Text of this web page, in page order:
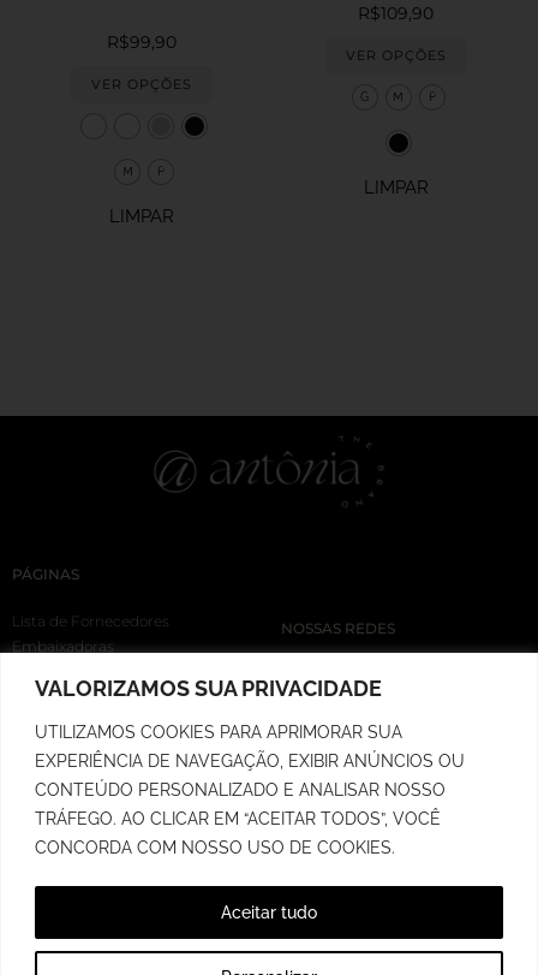
VALORIZAMOS SUA PRIVACIDADE
UTILIZAMOS COOKIES PARA APRIMORAR SUA
EXPERIÊNCIA DE NAVEGAÇÃO, EXIBIR ANÚNCIOS OU
CONTEÚDO PERSONALIZADO E ANALISAR NOSSO
TRÁFEGO. AO CLICAR EM “ACEITAR TODOS”, VOCÊ
CONCORDA COM NOSSO USO DE COOKIES.
Aceitar tudo
R$99,90
VER OPÇÕES
M P
LIMPAR
R$109,90
VER OPÇÕES
G M P
LIMPAR
PÁGINAS
Lista de Fornecedores
Embaixadoras
Cupons
Rastreio de Pedidos
Prazo de Postagem
Política de Troca
Política de Privacidade
NOSSAS REDES